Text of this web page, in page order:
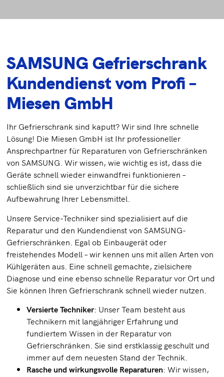
SAMSUNG Gefrierschrank
Kundendienst vom Profi –
Miesen GmbH
Ihr Gefrierschrank sind kaputt? Wir sind Ihre schnelle
Lösung! Die Miesen GmbH ist Ihr professioneller
Ansprechpartner für Reparaturen von Gefrierschränken
von SAMSUNG. Wir wissen, wie wichtig es ist, dass die
Geräte schnell wieder einwandfrei funktionieren –
schließlich sind sie unverzichtbar für die sichere
Aufbewahrung Ihrer Lebensmittel.
Unsere Service-Techniker sind spezialisiert auf die
Reparatur und den Kundendienst von SAMSUNG-
Gefrierschränken. Egal ob Einbaugerät oder
freistehendes Modell – wir kennen uns mit allen Arten von
Kühlgeräten aus. Eine schnell gemachte, zielsichere
Diagnose und eine ebenso schnelle Reparatur vor Ort und
Sie können Ihren Gefrierschrank schnell wieder nutzen.
Versierte Techniker: Unser Team besteht aus
Technikern mit langjähriger Erfahrung und
fundiertem Wissen in der Reparatur von
Gefrierschränken. Sie sind erstklassig geschult und
immer auf dem neuesten Stand der Technik.
Rasche und wirkungsvolle Reparaturen: Wir wissen,